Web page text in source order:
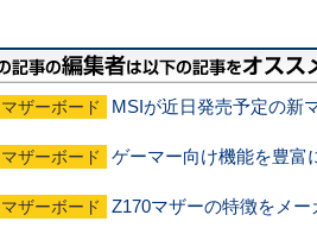
マザーボード MSIが近日発売予定の新
マザーボード ゲーマー向け機能を豊富
マザーボード Z170マザーの特徴をメー